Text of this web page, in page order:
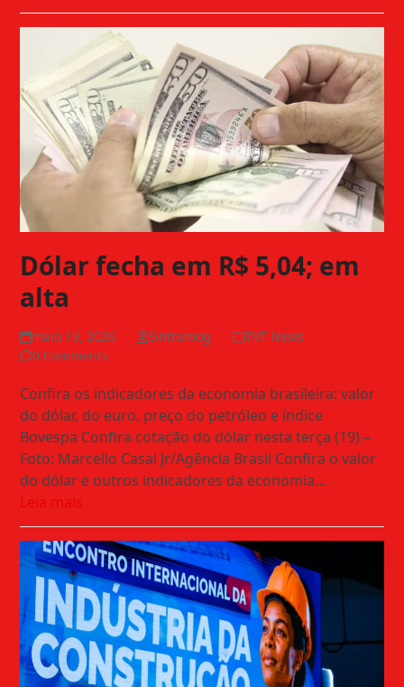
Dólar fecha em R$ 5,04; em
alta
maio 19, 2026 Sintramog
TVT News
0 Comments
Confira os indicadores da economia brasileira: valor
do dólar, do euro, preço do petróleo e índice
Bovespa Confira cotação do dólar nesta terça (19) –
Foto: Marcello Casal Jr/Agência Brasil Confira o valor
do dólar e outros indicadores da economia…
Leia mais